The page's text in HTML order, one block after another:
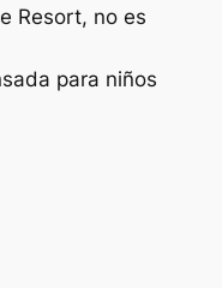
Resort, no es
para niños